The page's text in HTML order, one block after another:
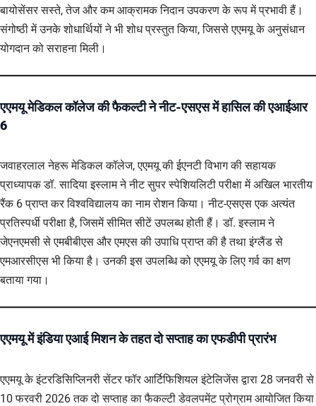
बायोसेंसर सस्ते, तेज और कम आक्रामक निदान उपकरण के रूप में प्रभावी हैं।
संगोष्ठी में उनके शोधार्थियों ने भी शोध प्रस्तुत किया, जिससे एएमयू के अनुसंधान
योगदान को सराहना मिली।
एएमयू मेडिकल कॉलेज की फैकल्टी ने नीट-एसएस में हासिल की एआईआर
6
जवाहरलाल नेहरू मेडिकल कॉलेज, एएमयू की ईएनटी विभाग की सहायक
प्राध्यापक डॉ. सादिया इस्लाम ने नीट सुपर स्पेशियलिटी परीक्षा में अखिल भारतीय
रैंक 6 प्राप्त कर विश्वविद्यालय का नाम रोशन किया। नीट-एसएस एक अत्यंत
प्रतिस्पर्धी परीक्षा है, जिसमें सीमित सीटें उपलब्ध होती हैं। डॉ. इस्लाम ने
जेएनएमसी से एमबीबीएस और एमएस की उपाधि प्राप्त की है तथा इंग्लैंड से
एमआरसीएस भी किया है। उनकी इस उपलब्धि को एएमयू के लिए गर्व का क्षण
बताया गया।
एएमयू में इंडिया एआई मिशन के तहत दो सप्ताह का एफडीपी प्रारंभ
एएमयू के इंटरडिसिप्लिनरी सेंटर फॉर आर्टिफिशियल इंटेलिजेंस द्वारा 28 जनवरी से
10 फरवरी 2026 तक दो सप्ताह का फैकल्टी डेवलपमेंट प्रोग्राम आयोजित किया